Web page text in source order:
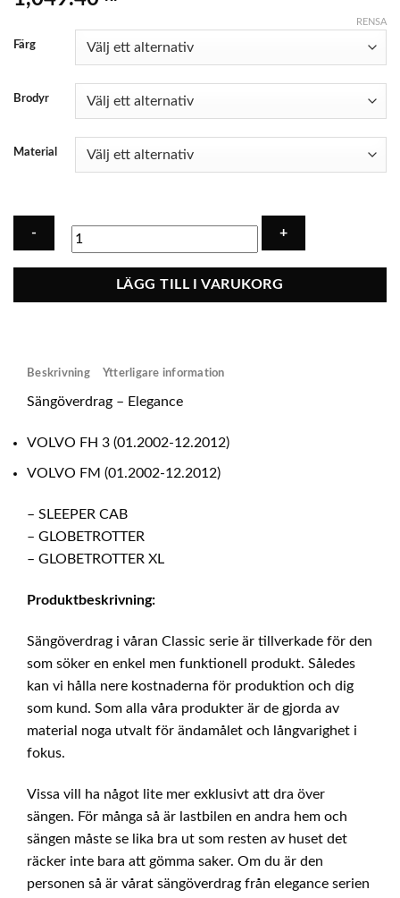
Färg
Brodyr
Material
RENSA
FM
(2002-
SLEEPER
GLOBETROTTER
LÄGG TILL I VARUKORG
Beskrivning Ytterligare information
Sängöverdrag – Elegance
VOLVO FH 3 (01.2002-12.2012)
VOLVO FM (01.2002-12.2012)
– SLEEPER CAB
– GLOBETROTTER
– GLOBETROTTER XL
Produktbeskrivning:
Sängöverdrag i våran Classic serie är tillverkade för den
som söker en enkel men funktionell produkt. Således
kan vi hålla nere kostnaderna för produktion och dig
som kund. Som alla våra produkter är de gjorda av
material noga utvalt för ändamålet och långvarighet i
fokus.
Vissa vill ha något lite mer exklusivt att dra över
sängen. För många så är lastbilen en andra hem och
sängen måste se lika bra ut som resten av huset det
räcker inte bara att gömma saker. Om du är den
personen så är vårat sängöverdrag från elegance serien